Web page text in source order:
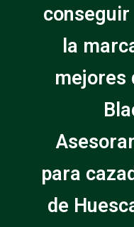
conseguir
la
mejores
para
de